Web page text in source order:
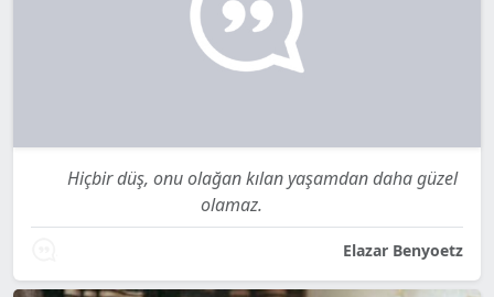
Hiçbir düş, onu olağan kılan yaşamdan daha güzel
olamaz.
Elazar Benyoetz